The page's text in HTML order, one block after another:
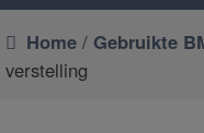
Home / Gebruikte
verstelling